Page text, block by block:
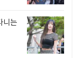
니는